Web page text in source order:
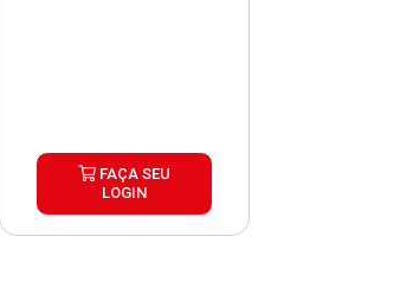
FAÇA SEU
LOGIN